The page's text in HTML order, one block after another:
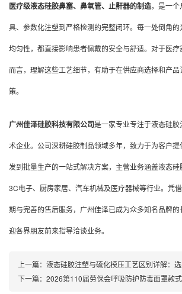
医疗级液态硅胶鼻塞、鼻氧管、止鼾器的制造，是一个
具、参数化注塑到严格检测的完整闭环。每一处倒角
均匀性，都直接影响患者佩戴的安全与舒适。对于医
而言，理解这些工艺细节，有助于在供应商选择和产
策。
广州佳泽硅胶科技有限公司是一家专业专注于液态硅
术企业。公司深耕硅胶制品领域多年，致力于为客户
发到批量生产的一站式解决方案，主营业务涵盖液态
3C电子、厨房家居、汽车机械及医疗器械等行业。凭
期与完善的售后服务，广州佳泽已成为众多知名品牌
迎各界朋友前来指导洽谈业务。
上一篇： 液态硅胶注塑与硫化模压工艺区别详解：
下一篇： 2026第110届劳保会呼吸防护防毒面罩款式全解析：半面罩